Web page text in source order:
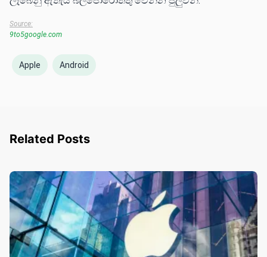
Source:
9to5google.com
Apple Android
Related Posts